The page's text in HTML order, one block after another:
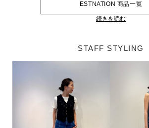
ESTNATION 商品一覧
続きを読む
STAFF STYLING